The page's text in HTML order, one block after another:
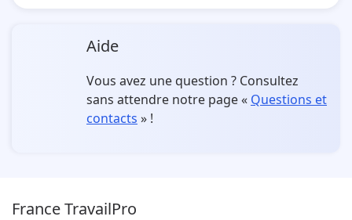
Aide
Vous avez une question ? Consultez
sans attendre notre page « Questions et
contacts » !
France TravailPro